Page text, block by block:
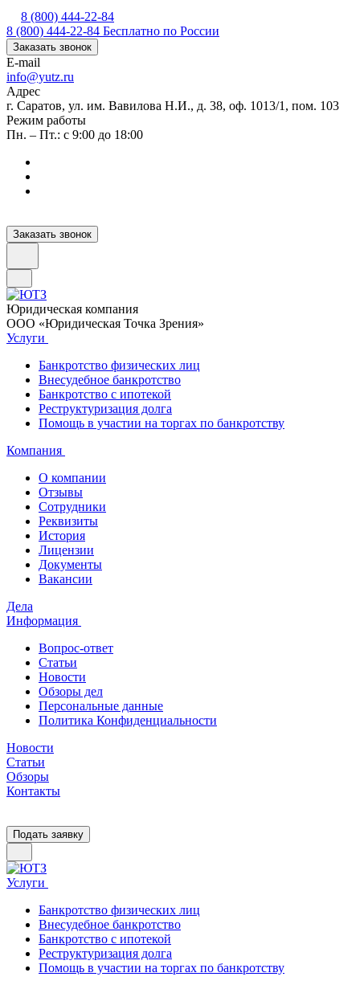
8 (800) 444-22-84
8 (800) 444-22-84 Бесплатно по России
Заказать звонок
E-mail
info@yutz.ru
Адрес
г. Саратов, ул. им. Вавилова Н.И., д. 38, оф. 1013/1, пом. 103
Режим работы
Пн. – Пт.: с 9:00 до 18:00
Заказать звонок
Юридическая компания
ООО «Юридическая Точка Зрения»
Услуги
Банкротство физических лиц
Внесудебное банкротство
Банкротство с ипотекой
Реструктуризация долга
Помощь в участии на торгах по банкротству
Компания
О компании
Отзывы
Сотрудники
Реквизиты
История
Лицензии
Документы
Вакансии
Дела
Информация
Вопрос-ответ
Статьи
Новости
Обзоры дел
Персональные данные
Политика Конфиденциальности
Новости
Статьи
Обзоры
Контакты
Подать заявку
Услуги
Банкротство физических лиц
Внесудебное банкротство
Банкротство с ипотекой
Реструктуризация долга
Помощь в участии на торгах по банкротству